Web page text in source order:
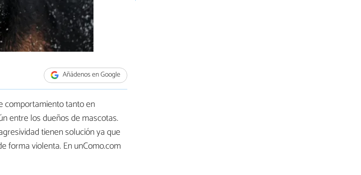
Añádenos en Google
comportamiento tanto en
entre los dueños de mascotas.
tienen solución ya que
forma violenta. En unComo.com